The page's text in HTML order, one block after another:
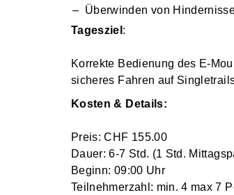
Überwinden von
Tagesziel :
Korrekte Bedienung des E-
sicheres Fahren auf
Kosten & Details:
Preis: CHF 155.00
Dauer: 6-7 Std. (1 Std.
Beginn: 09:00 Uhr
Teilnehmerzahl: min. 4 max 7